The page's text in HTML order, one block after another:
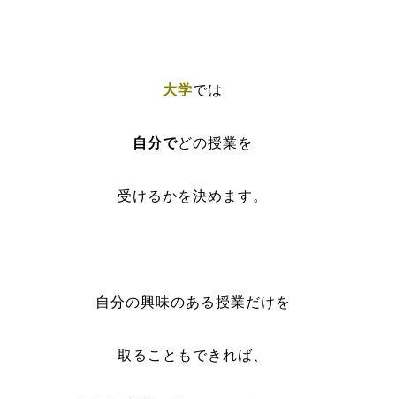
大学では
自分でどの授業を
受けるかを決めます。
自分の興味のある授業だけを
取ることもできれば、